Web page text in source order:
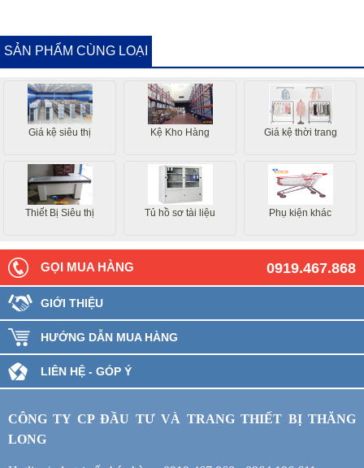
SẢN PHẨM CÙNG LOẠI
Giá kệ siêu thị Kệ Kho Hàng Giá kệ thời trang
Thiết Bị Siêu thị Tủ hồ sơ tài liệu Phụ kiện khác
0919.467.868
GỌI MUA HÀNG
GIỚI THIỆU
HƯỚNG DẪN MUA HÀNG
LIÊN HỆ - GÓP Ý
CÔNG TY CP ĐẦU TƯ VÀ TRANG THIẾT BỊ THĂNG
LONG